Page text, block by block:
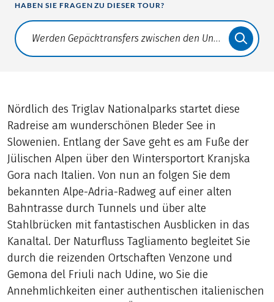
HABEN SIE FRAGEN ZU DIESER TOUR?
Translate: a11y.faq.search
Nördlich des Triglav Nationalparks startet diese
Radreise am wunderschönen Bleder See in
Slowenien. Entlang der Save geht es am Fuße der
Jülischen Alpen über den Wintersportort Kranjska
Gora nach Italien. Von nun an folgen Sie dem
bekannten Alpe-Adria-Radweg auf einer alten
Bahntrasse durch Tunnels und über alte
Stahlbrücken mit fantastischen Ausblicken in das
Kanaltal. Der Naturfluss Tagliamento begleitet Sie
durch die reizenden Ortschaften Venzone und
Gemona del Friuli nach Udine, wo Sie die
Annehmlichkeiten einer authentischen italienischen